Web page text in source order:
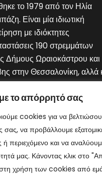
το απόρρητό σας
cookies για να
σας, να προβάλλουμε
ή περιεχόμενο και να
μας. Κάνοντας κλικ στο
στη χρήση των cookies από
το 1979 από τον Ηλία
Είναι μία ιδιωτική
με ιδιόκτητες
190 στρεμμάτων
Δήμους Ωραιοκάστρου και
στην Θεσσαλονίκη, αλλά
Δήμο Μουριών του νομού
With Us